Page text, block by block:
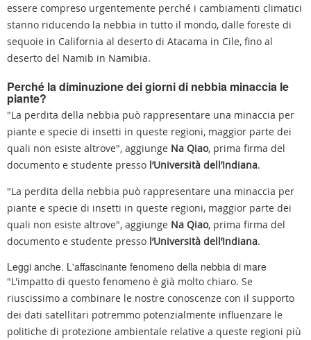
essere compreso urgentemente perché i cambiamenti climatici
stanno riducendo la nebbia in tutto il mondo, dalle foreste di
sequoie in California al deserto di Atacama in Cile, fino al
deserto del Namib in Namibia.
Perché la diminuzione dei giorni di nebbia minaccia le
piante?
"La perdita della nebbia può rappresentare una minaccia per
piante e specie di insetti in queste regioni, maggior parte dei
quali non esiste altrove", aggiunge Na Qiao, prima firma del
documento e studente presso l’Università dell’Indiana.
"La perdita della nebbia può rappresentare una minaccia per
piante e specie di insetti in queste regioni, maggior parte dei
quali non esiste altrove", aggiunge Na Qiao, prima firma del
documento e studente presso l’Università dell’Indiana.
Leggi anche. L'affascinante fenomeno della nebbia di mare
"L'impatto di questo fenomeno è già molto chiaro. Se
riuscissimo a combinare le nostre conoscenze con il supporto
dei dati satellitari potremmo potenzialmente influenzare le
politiche di protezione ambientale relative a queste regioni più